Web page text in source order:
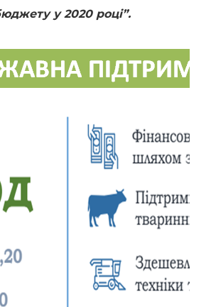
у 2020 році”.